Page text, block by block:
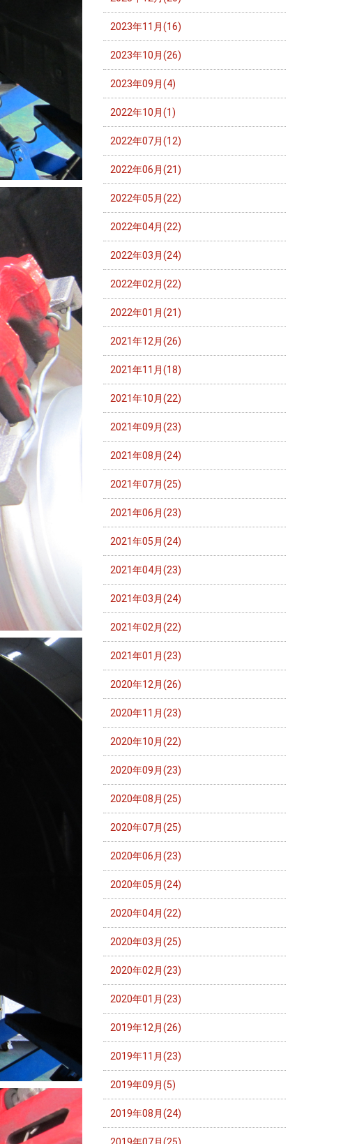
2023年11月(16)
2023年10月(26)
2023年09月(4)
2022年10月(1)
2022年07月(12)
2022年06月(21)
2022年05月(22)
2022年04月(22)
2022年03月(24)
2022年02月(22)
2022年01月(21)
2021年12月(26)
2021年11月(18)
2021年10月(22)
2021年09月(23)
2021年08月(24)
2021年07月(25)
2021年06月(23)
2021年05月(24)
2021年04月(23)
2021年03月(24)
2021年02月(22)
2021年01月(23)
2020年12月(26)
2020年11月(23)
2020年10月(22)
2020年09月(23)
2020年08月(25)
2020年07月(25)
2020年06月(23)
2020年05月(24)
2020年04月(22)
2020年03月(25)
2020年02月(23)
2020年01月(23)
2019年12月(26)
2019年11月(23)
2019年09月(5)
2019年08月(24)